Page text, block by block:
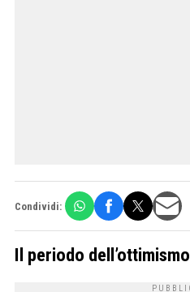
Condividi:
Il periodo dell’ottimismo